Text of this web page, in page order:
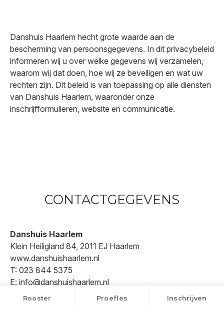
Rooster Proefles Inschrijven
Danshuis Haarlem hecht grote waarde aan de
bescherming van persoonsgegevens. In dit privacybeleid
informeren wij u over welke gegevens wij verzamelen,
waarom wij dat doen, hoe wij ze beveiligen en wat uw
rechten zijn. Dit beleid is van toepassing op alle diensten
van Danshuis Haarlem, waaronder onze
inschrijfformulieren, website en communicatie.
CONTACTGEGEVENS
Danshuis Haarlem
Klein Heiligland 84, 2011 EJ Haarlem
www.danshuishaarlem.nl
T: 023 844 5375
E: info@danshuishaarlem.nl
Functionaris Gegevensbescherming:
Rob Kievits